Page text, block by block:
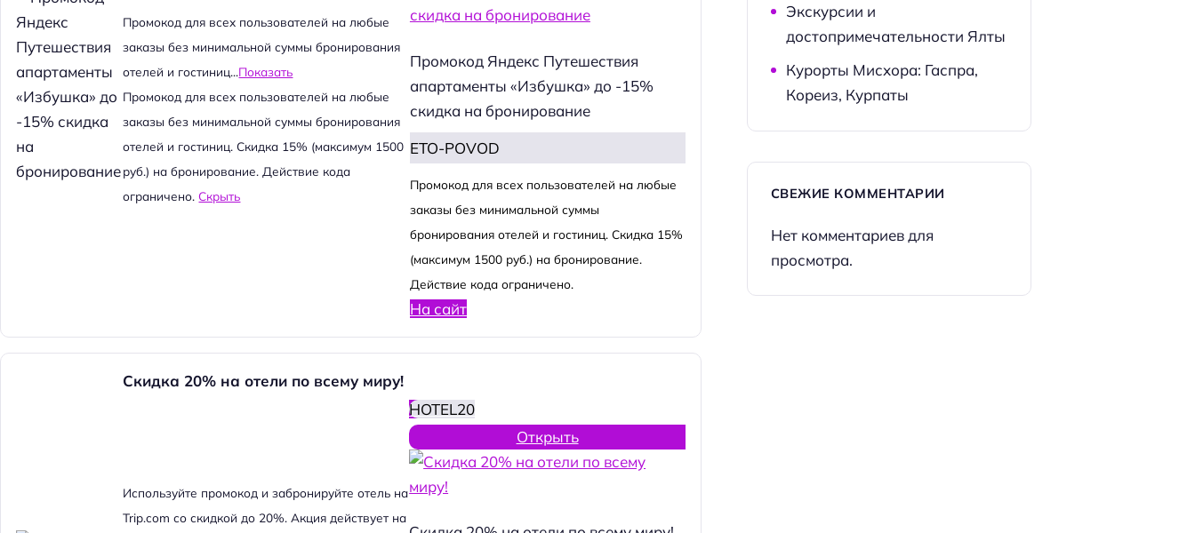
Промокод для всех пользователей на любые
заказы без минимальной суммы бронирования
отелей и гостиниц...Показать
Промокод для всех пользователей на любые
заказы без минимальной суммы бронирования
отелей и гостиниц. Скидка 15% (максимум 1500
руб.) на бронирование. Действие кода
ограничено.Скрыть
Промокод Яндекс Путешествия
апартаменты «Избушка» до -15%
скидка на бронирование
ETO-POVOD
Промокод для всех пользователей на любые
заказы без минимальной суммы
бронирования отелей и гостиниц. Скидка 15%
(максимум 1500 руб.) на бронирование.
Действие кода ограничено.
На сайт
Скидка 20% на отели по всему миру!
Используйте промокод и забронируйте отель на
Trip.com со скидкой до 20%. Акция действует на
HOTEL20
Открыть
Экскурсии и
достопримечательности Ялты
Курорты Мисхора: Гаспра,
Кореиз, Курпаты
СВЕЖИЕ КОММЕНТАРИИ
Нет комментариев для
просмотра.